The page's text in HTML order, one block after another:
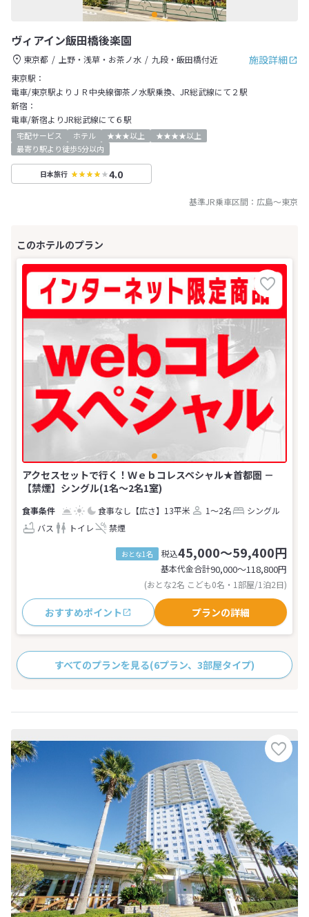
ヴィアイン飯田橋後楽園
施設詳細
東京都 上野・浅草・お茶ノ水
九段・飯田橋付近
東京駅：
電車/東京駅よりＪＲ中央線御茶ノ水駅乗換、JR総武線にて２駅
新宿：
電車/新宿よりJR総武線にて６駅
宅配サービス ホテル ★★★以上
★★★★以上
最寄り駅より徒歩5分以内
日本旅行 4.0
基準JR乗車区間： 広島～東京
アクセスセットで行く！Ｗｅｂコレスペシャル★首都圏 －
【禁煙】シングル(1名～2名1室)
食事なし 【広さ】13平米 1～2名
シングル
バス
トイレ 禁煙
おとな1名 税込45,000～59,400円
基本代金合計90,000〜118,800円
(おとな2名 こども0名・1部屋/1泊2日)
おすすめポイント プランの詳細
すべてのプランを見る(6プラン、3部屋タイプ)